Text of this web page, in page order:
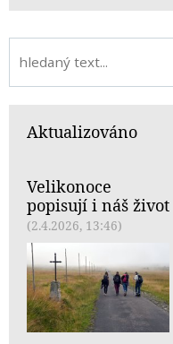
Aktualizováno
Velikonoce
popisují i náš život
(2.4.2026, 13:46)